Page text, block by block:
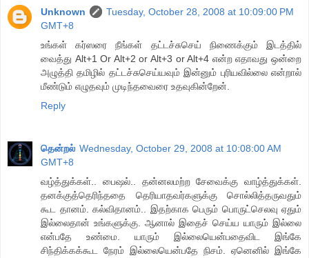
Unknown
Tuesday, October 28, 2008 at 10:09:00 PM
GMT+8
உங்கள் கர்ஸரை நீங்கள் தட்டச்சுசெய் நிணைக்கும் இடத்தில்
வைத்து Alt+1 Or Alt+2 or Alt+3 or Alt+4 என்ற எதாவது ஒன்றை
அழுத்தி தமிழில் தட்டச்சுசெய்யவும் இன்னும் புரியவில்லை என்றால்
மீண்டும் எழுதவும் முடிந்தவைரை உதவுகின்றேன்.
Reply
தென்றல் Wednesday, October 29, 2008 at 10:08:00 AM
GMT+8
வழ்த்துக்கள்.. பைஷல்.. தன்னலமற்ற சேவைக்கு வாழ்த்துக்கள்.
தனக்குத்தெரிந்ததை தெரியாதவர்களுக்கு சொல்லித்தருவதும்
கூட தானம். கல்விதானம்.. இதற்காக பெரும் பொருட்செலவு ஏதும்
இல்லைதான் உங்களுக்கு. ஆனால் இதைச் செய்ய யாரும் இல்லை
என்பதே உண்மை. யாரும் இல்லையென்பதைவிட இங்கே
சிந்திக்கக்கூட நேரம் இல்லையென்பதே நிசம். ஏனெனில் இங்கே